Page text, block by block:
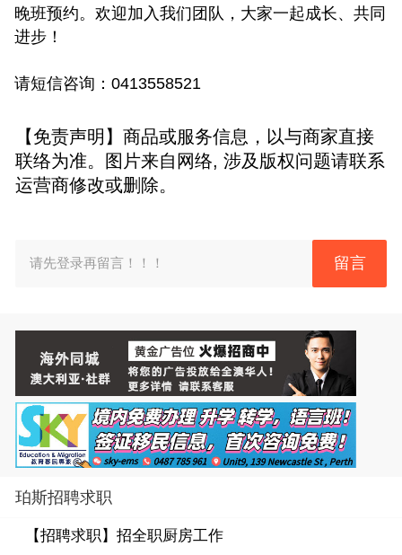
晚班预约。欢迎加入我们团队，大家一起成长、共同
进步！
请短信咨询：0413558521
【免责声明】商品或服务信息，以与商家直接
联络为准。图片来自网络, 涉及版权问题请联系
运营商修改或删除。
请先登录再留言！！！ 留言
珀斯招聘求职
【招聘求职】 招全职厨房工作